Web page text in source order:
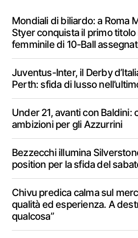
Mondiali di biliardo: a Roma
Styer conquista il primo
femminile di 10-Ball
Juventus-Inter, il Derby
Perth: sfida di lusso
Under 21, avanti con Baldini:
ambizioni per gli Azzurrini
Bezzecchi illumina
position per la sfida del
Chivu predica calma sul
qualità ed esperienza. A
qualcosa”